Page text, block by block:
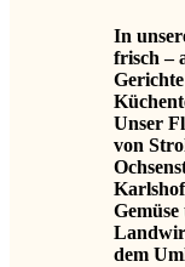
In
frisch –
Unser
von
dem